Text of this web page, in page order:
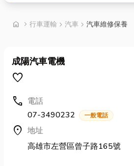
home chevron_right 首頁
行車運輸 chevron_right 汽車 chevron_right 汽車維修保養
成陽汽車電機
favorite
call 電話
07-3490232
一般電話
location_on 地址
高雄市左營區曾子路165號